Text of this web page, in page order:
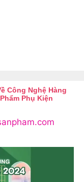
Công Nghệ Hàng
Phụ Kiện